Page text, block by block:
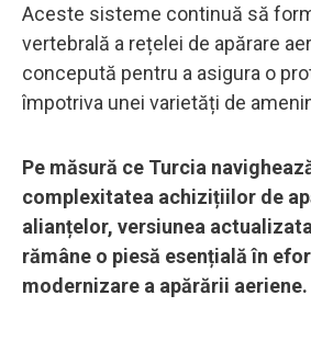
Aceste sisteme continuă să
vertebrală a rețelei de apărare
concepută pentru a asigura o
împotriva unei varietăți de
Pe măsură ce Turcia
complexitatea achizițiilor de
alianțelor, versiunea
rămâne o piesă esențială în
modernizare a apărării aeriene.